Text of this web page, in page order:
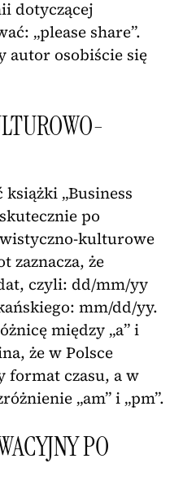
dotyczącej
„please share”.
autor osobiście się
„Business
po
kulturowe
zaznacza, że
czyli: dd/mm/yy
mm/dd/yy.
między „a” i
że w Polsce
format czasu, a w
„am” i „pm”.
PO